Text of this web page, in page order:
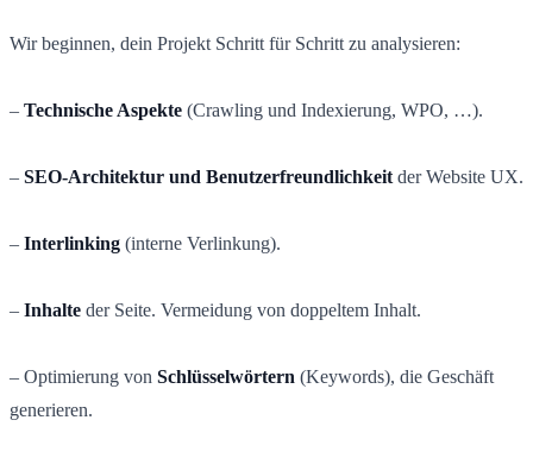
Wir beginnen, dein Projekt Schritt für Schritt zu analysieren:
– Technische Aspekte (Crawling und Indexierung, WPO, …).
– SEO-Architektur und Benutzerfreundlichkeit der Website UX.
– Interlinking (interne Verlinkung).
– Inhalte der Seite. Vermeidung von doppeltem Inhalt.
– Optimierung von Schlüsselwörtern (Keywords), die Geschäft
generieren.